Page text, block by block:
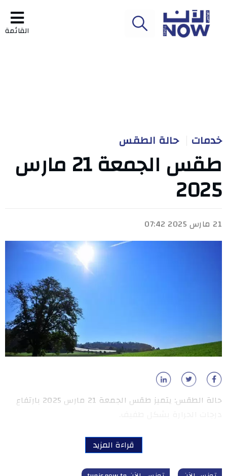
القائمة
خدمات حالة الطقس
طقس الجمعة 21 مارس
2025
21 مارس 2025 07:42
حالة الطقس: يتميز طقس الجمعة 21 مارس 2025 بارتفاع
قراءة المزيد